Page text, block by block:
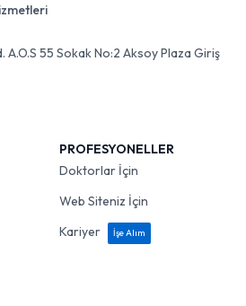
A.O.S 55 Sokak No:2 Aksoy Plaza Giriş
PROFESYONELLER
Doktorlar İçin
Web Siteniz İçin
Kariyer
İşe Alım